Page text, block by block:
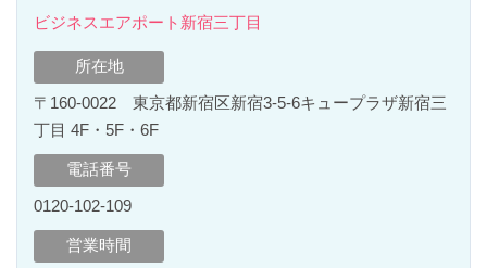
ビジネスエアポート新宿三丁目
所在地
〒160-0022 東京都新宿区新宿3-5-6キュープラザ新宿三
丁目 4F・5F・6F
電話番号
0120-102-109
営業時間